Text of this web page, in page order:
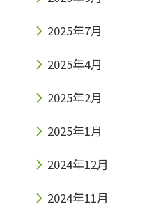
英検対策コースも無
にお問合せください????‍♂️ Access
市玉櫛２丁目
072−665−9717
2025年7月
2025年4月
2025年2月
2025年1月
2024年12月
2024年11月